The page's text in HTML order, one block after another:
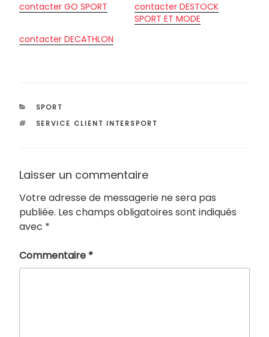
contacter GO SPORT
contacter DESTOCK
SPORT ET MODE
contacter DECATHLON
CATÉGORIES
SPORT
ÉTIQUETTES
SERVICE CLIENT INTERSPORT
Laisser un commentaire
Votre adresse de messagerie ne sera pas
publiée. Les champs obligatoires sont indiqués
avec *
Commentaire *